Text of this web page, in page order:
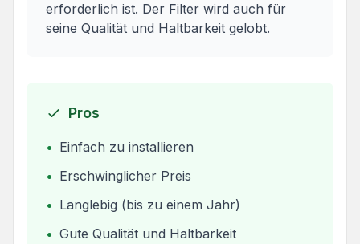
erforderlich ist. Der Filter wird auch für
seine Qualität und Haltbarkeit gelobt.
Pros
• Einfach zu installieren
• Erschwinglicher Preis
• Langlebig (bis zu einem Jahr)
• Gute Qualität und Haltbarkeit